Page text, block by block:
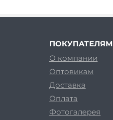
ПОКУПАТЕЛЯМ
О компании
Оптовикам
Доставка
Оплата
Фотогалерея